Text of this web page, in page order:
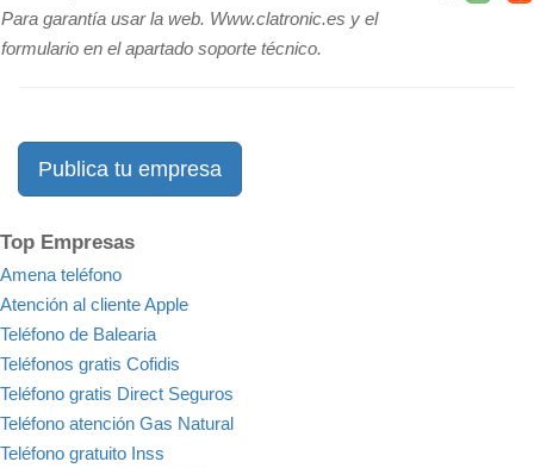
Para garantía usar la web. Www.clatronic.es y el
formulario en el apartado soporte técnico.
Publica tu empresa
Top Empresas
Amena teléfono
Atención al cliente Apple
Teléfono de Balearia
Teléfonos gratis Cofidis
Teléfono gratis Direct Seguros
Teléfono atención Gas Natural
Teléfono gratuito Inss